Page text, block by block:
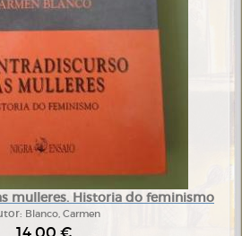
mulleres. Historia do feminismo
Blanco, Carmen
14,00 €